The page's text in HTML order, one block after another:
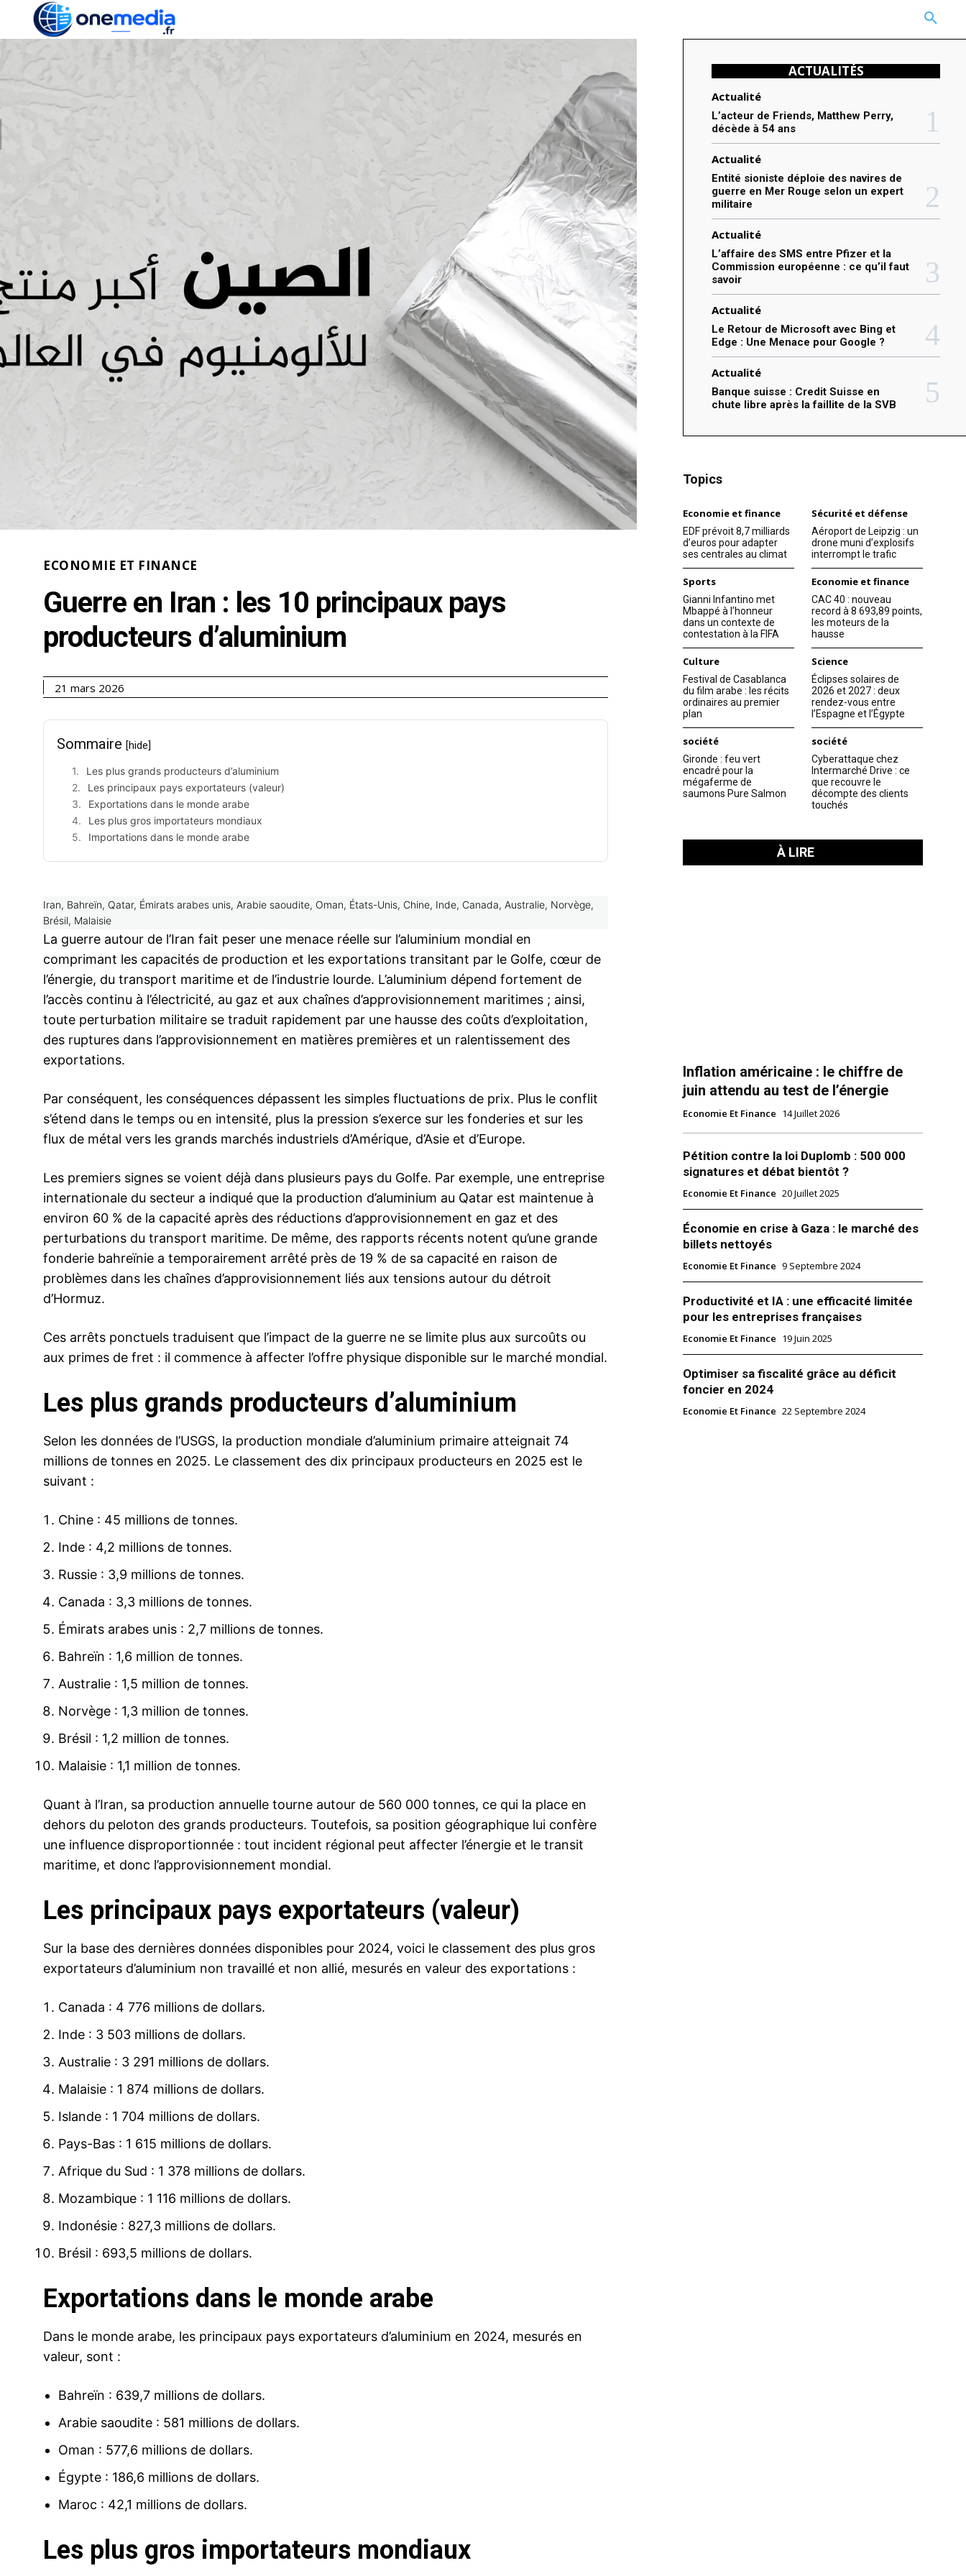
MORE
ECONOMIE ET FINANCE
Guerre en Iran : les 10 principaux pays
producteurs d’aluminium
21 mars 2026
Sommaire [hide]
Les plus grands producteurs d’aluminium
Les principaux pays exportateurs (valeur)
Exportations dans le monde arabe
Les plus gros importateurs mondiaux
Importations dans le monde arabe
Iran, Bahreïn, Qatar, Émirats arabes unis, Arabie saoudite, Oman, États-Unis, Chine, Inde, Canada, Australie, Norvège,
Brésil, Malaisie
La guerre autour de l’Iran fait peser une menace réelle sur l’aluminium mondial en
comprimant les capacités de production et les exportations transitant par le Golfe, cœur de
l’énergie, du transport maritime et de l’industrie lourde. L’aluminium dépend fortement de
l’accès continu à l’électricité, au gaz et aux chaînes d’approvisionnement maritimes ; ainsi,
toute perturbation militaire se traduit rapidement par une hausse des coûts d’exploitation,
des ruptures dans l’approvisionnement en matières premières et un ralentissement des
exportations.
Par conséquent, les conséquences dépassent les simples fluctuations de prix. Plus le conflit
s’étend dans le temps ou en intensité, plus la pression s’exerce sur les fonderies et sur les
flux de métal vers les grands marchés industriels d’Amérique, d’Asie et d’Europe.
Les premiers signes se voient déjà dans plusieurs pays du Golfe. Par exemple, une entreprise
internationale du secteur a indiqué que la production d’aluminium au Qatar est maintenue à
environ 60 % de la capacité après des réductions d’approvisionnement en gaz et des
perturbations du transport maritime. De même, des rapports récents notent qu’une grande
fonderie bahreïnie a temporairement arrêté près de 19 % de sa capacité en raison de
problèmes dans les chaînes d’approvisionnement liés aux tensions autour du détroit
d’Hormuz.
Ces arrêts ponctuels traduisent que l’impact de la guerre ne se limite plus aux surcoûts ou
aux primes de fret : il commence à affecter l’offre physique disponible sur le marché mondial.
Les plus grands producteurs d’aluminium
Selon les données de l’USGS, la production mondiale d’aluminium primaire atteignait 74
millions de tonnes en 2025. Le classement des dix principaux producteurs en 2025 est le
suivant :
Chine : 45 millions de tonnes.
Inde : 4,2 millions de tonnes.
Russie : 3,9 millions de tonnes.
Canada : 3,3 millions de tonnes.
Émirats arabes unis : 2,7 millions de tonnes.
Bahreïn : 1,6 million de tonnes.
Australie : 1,5 million de tonnes.
Norvège : 1,3 million de tonnes.
Brésil : 1,2 million de tonnes.
Malaisie : 1,1 million de tonnes.
Quant à l’Iran, sa production annuelle tourne autour de 560 000 tonnes, ce qui la place en
dehors du peloton des grands producteurs. Toutefois, sa position géographique lui confère
une influence disproportionnée : tout incident régional peut affecter l’énergie et le transit
maritime, et donc l’approvisionnement mondial.
Les principaux pays exportateurs (valeur)
Sur la base des dernières données disponibles pour 2024, voici le classement des plus gros
exportateurs d’aluminium non travaillé et non allié, mesurés en valeur des exportations :
Canada : 4 776 millions de dollars.
Inde : 3 503 millions de dollars.
Australie : 3 291 millions de dollars.
Malaisie : 1 874 millions de dollars.
Islande : 1 704 millions de dollars.
Pays-Bas : 1 615 millions de dollars.
Afrique du Sud : 1 378 millions de dollars.
Mozambique : 1 116 millions de dollars.
Indonésie : 827,3 millions de dollars.
Brésil : 693,5 millions de dollars.
Exportations dans le monde arabe
Dans le monde arabe, les principaux pays exportateurs d’aluminium en 2024, mesurés en
valeur, sont :
Bahreïn : 639,7 millions de dollars.
Arabie saoudite : 581 millions de dollars.
Oman : 577,6 millions de dollars.
Égypte : 186,6 millions de dollars.
Maroc : 42,1 millions de dollars.
Les plus gros importateurs mondiaux
ACTUALITÉS
Actualité
L’acteur de Friends, Matthew Perry,
décède à 54 ans
Actualité
Entité sioniste déploie des navires de
guerre en Mer Rouge selon un expert
militaire
Actualité
L’affaire des SMS entre Pfizer et la
Commission européenne : ce qu’il faut
savoir
Actualité
Le Retour de Microsoft avec Bing et
Edge : Une Menace pour Google ?
Actualité
Banque suisse : Credit Suisse en
chute libre après la faillite de la SVB
Topics
Economie et finance
EDF prévoit 8,7 milliards
d’euros pour adapter
ses centrales au climat
Sécurité et défense
Aéroport de Leipzig : un
drone muni d’explosifs
interrompt le trafic
Sports
Gianni Infantino met
Mbappé à l’honneur
dans un contexte de
contestation à la FIFA
Economie et finance
CAC 40 : nouveau
record à 8 693,89 points,
les moteurs de la
hausse
Culture
Festival de Casablanca
du film arabe : les récits
ordinaires au premier
plan
Science
Éclipses solaires de
2026 et 2027 : deux
rendez-vous entre
l’Espagne et l’Égypte
société
Gironde : feu vert
encadré pour la
mégaferme de
saumons Pure Salmon
société
Cyberattaque chez
Intermarché Drive : ce
que recouvre le
décompte des clients
touchés
À LIRE
Inflation américaine : le chiffre de
juin attendu au test de l’énergie
Economie Et Finance 14 Juillet 2026
Pétition contre la loi Duplomb : 500 000
signatures et débat bientôt ?
Economie Et Finance 20 Juillet 2025
Économie en crise à Gaza : le marché des
billets nettoyés
Economie Et Finance 9 Septembre 2024
Productivité et IA : une efficacité limitée
pour les entreprises françaises
Economie Et Finance 19 Juin 2025
Optimiser sa fiscalité grâce au déficit
foncier en 2024
Economie Et Finance 22 Septembre 2024